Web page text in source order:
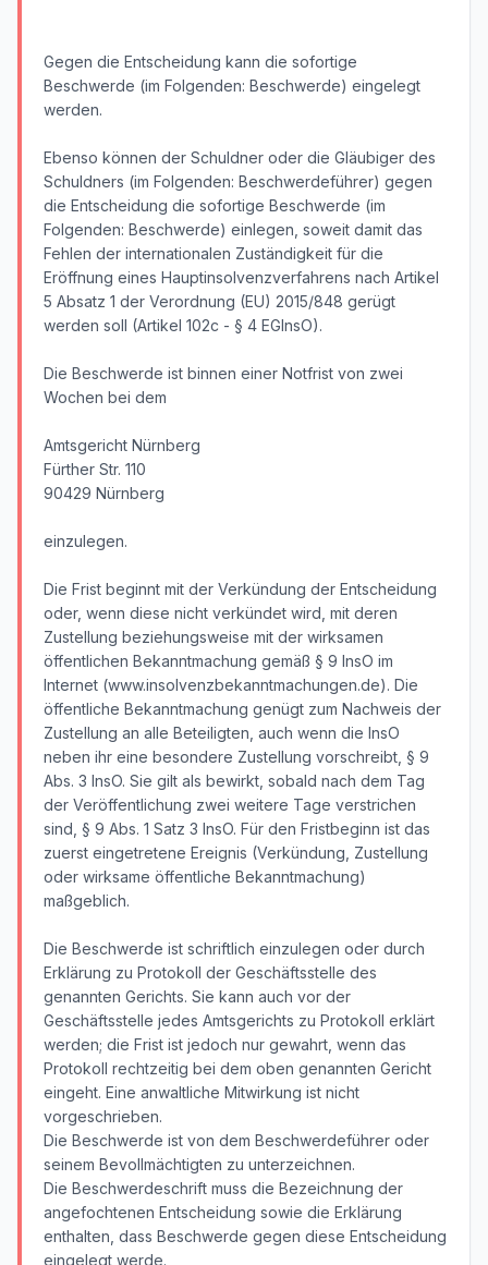
Gegen die Entscheidung kann die sofortige
Beschwerde (im Folgenden: Beschwerde) eingelegt
werden.
Ebenso können der Schuldner oder die Gläubiger des
Schuldners (im Folgenden: Beschwerdeführer) gegen
die Entscheidung die sofortige Beschwerde (im
Folgenden: Beschwerde) einlegen, soweit damit das
Fehlen der internationalen Zuständigkeit für die
Eröffnung eines Hauptinsolvenzverfahrens nach Artikel
5 Absatz 1 der Verordnung (EU) 2015/848 gerügt
werden soll (Artikel 102c - § 4 EGInsO).
Die Beschwerde ist binnen einer Notfrist von zwei
Wochen bei dem
Amtsgericht Nürnberg
Fürther Str. 110
90429 Nürnberg
einzulegen.
Die Frist beginnt mit der Verkündung der Entscheidung
oder, wenn diese nicht verkündet wird, mit deren
Zustellung beziehungsweise mit der wirksamen
öffentlichen Bekanntmachung gemäß § 9 InsO im
Internet (www.insolvenzbekanntmachungen.de). Die
öffentliche Bekanntmachung genügt zum Nachweis der
Zustellung an alle Beteiligten, auch wenn die InsO
neben ihr eine besondere Zustellung vorschreibt, § 9
Abs. 3 InsO. Sie gilt als bewirkt, sobald nach dem Tag
der Veröffentlichung zwei weitere Tage verstrichen
sind, § 9 Abs. 1 Satz 3 InsO. Für den Fristbeginn ist das
zuerst eingetretene Ereignis (Verkündung, Zustellung
oder wirksame öffentliche Bekanntmachung)
maßgeblich.
Die Beschwerde ist schriftlich einzulegen oder durch
Erklärung zu Protokoll der Geschäftsstelle des
genannten Gerichts. Sie kann auch vor der
Geschäftsstelle jedes Amtsgerichts zu Protokoll erklärt
werden; die Frist ist jedoch nur gewahrt, wenn das
Protokoll rechtzeitig bei dem oben genannten Gericht
eingeht. Eine anwaltliche Mitwirkung ist nicht
vorgeschrieben.
Die Beschwerde ist von dem Beschwerdeführer oder
seinem Bevollmächtigten zu unterzeichnen.
Die Beschwerdeschrift muss die Bezeichnung der
angefochtenen Entscheidung sowie die Erklärung
enthalten, dass Beschwerde gegen diese Entscheidung
eingelegt werde.